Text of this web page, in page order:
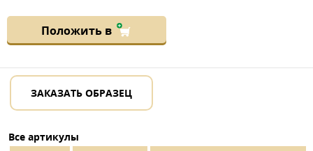
Положить в
ЗАКАЗАТЬ ОБРАЗЕЦ
Все артикулы